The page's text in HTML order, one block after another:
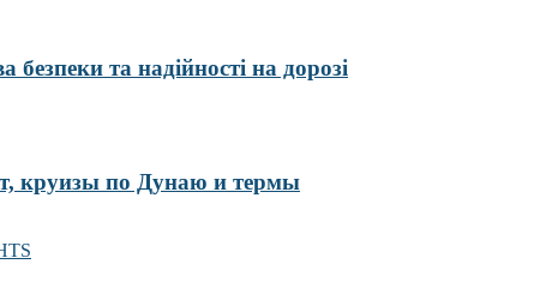
та надійності на дорозі
круизы по Дунаю и термы